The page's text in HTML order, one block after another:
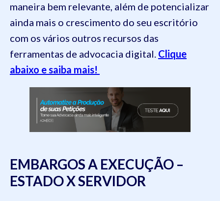
maneira bem relevante, além de potencializar
ainda mais o crescimento do seu escritório
com os vários outros recursos das
ferramentas de advocacia digital. Clique
abaixo e saiba mais!
EMBARGOS A EXECUÇÃO –
ESTADO X SERVIDOR